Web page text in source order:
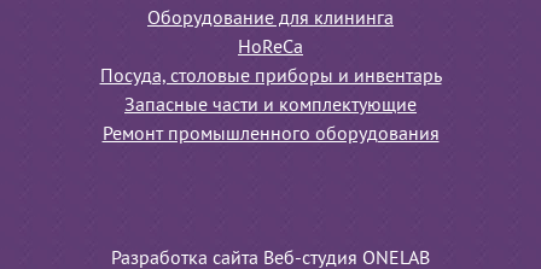
Оборудование для клининга
HoReCa
Посуда, столовые приборы и инвентарь
Запасные части и комплектующие
Ремонт промышленного оборудования
Разработка сайта Веб-студия ONELAB